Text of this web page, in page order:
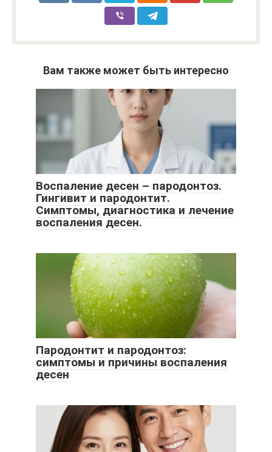
Вам также может быть интересно
Воспаление десен – пародонтоз.
Гингивит и пародонтит.
Симптомы, диагностика и лечение
воспаления десен.
Пародонтит и пародонтоз:
симптомы и причины воспаления
десен